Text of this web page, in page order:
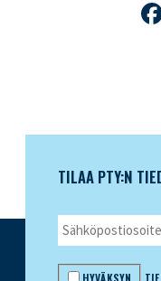
TILAA PTY:N
HYVÄKSYN